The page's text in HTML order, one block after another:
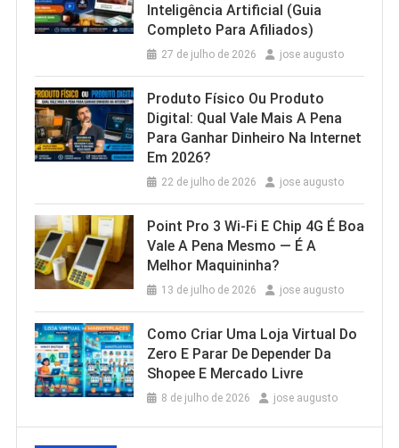
Inteligência Artificial (Guia
Completo Para Afiliados)
27 de julho de 2026 jose augusto
Produto Físico Ou Produto
Digital: Qual Vale Mais A Pena
Para Ganhar Dinheiro Na Internet
Em 2026?
22 de julho de 2026 jose augusto
Point Pro 3 Wi‑Fi E Chip 4G É Boa
Vale A Pena Mesmo — É A
Melhor Maquininha?
13 de julho de 2026 jose augusto
Como Criar Uma Loja Virtual Do
Zero E Parar De Depender Da
Shopee E Mercado Livre
8 de julho de 2026 jose augusto